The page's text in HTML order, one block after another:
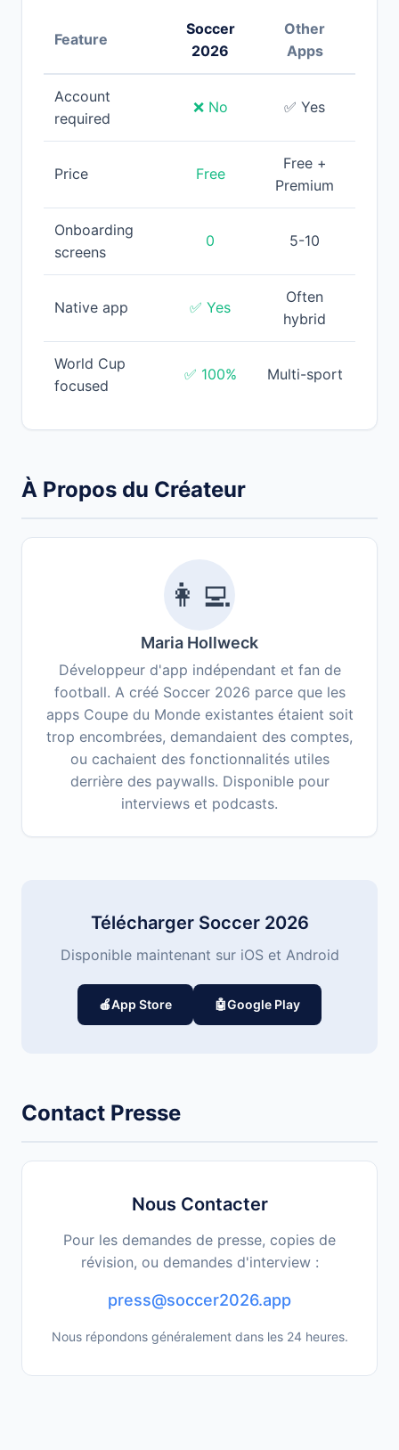
Feature
Soccer
2026
Other
Apps
Account
required
❌ No ✅ Yes
Price Free
Free +
Premium
Onboarding
screens
0 5-10
Native app ✅ Yes
Often
hybrid
World Cup
focused
✅ 100% Multi-sport
À Propos du Créateur
👩‍💻
Maria Hollweck
Développeur d'app indépendant et fan de
football. A créé Soccer 2026 parce que les
apps Coupe du Monde existantes étaient soit
trop encombrées, demandaient des comptes,
ou cachaient des fonctionnalités utiles
derrière des paywalls. Disponible pour
interviews et podcasts.
Télécharger Soccer 2026
Disponible maintenant sur iOS et Android
🍎App Store 🤖Google Play
Contact Presse
Nous Contacter
Pour les demandes de presse, copies de
révision, ou demandes d'interview :
press@soccer2026.app
Nous répondons généralement dans les 24 heures.